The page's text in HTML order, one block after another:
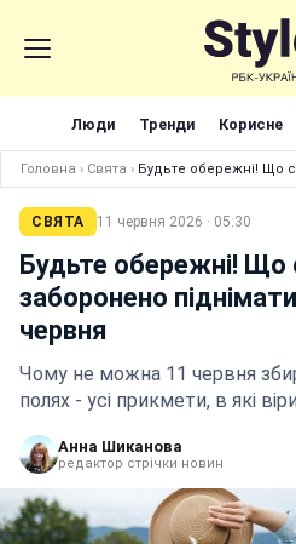
Люди Тренди Корисне
Головна › Свята › Будьте обережні! Що
СВЯТА 11 червня 2026 · 05:30
Будьте обережні! Що
заборонено
червня
Чому не можна 11 червня
полях - усі прикмети, в які
Анна Шиканова
редактор стрічки новин